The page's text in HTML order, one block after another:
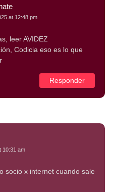
at 12:48 pm
leer AVIDEZ
Codicia eso es lo que
Responder
10:31 am
socio x internet cuando sale